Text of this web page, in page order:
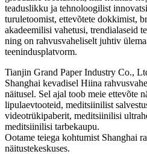
teaduslikku ja tehnoloogilist
turuletoomist, ettevõtete dokkimist,
akadeemilisi vahetusi, trendialaseid
ning on rahvusvaheliselt juhtiv
teenindusplatvorm.
Tianjin Grand Paper Industry Co.,
Shanghai kevadisel Hiina
näitusel. Sel ajal toob meie ettevõte
lipulaevtooteid, meditsiinilist
videotrükipaberit, meditsiinilisi
meditsiinilisi tarbekaupu.
Ootame teiega kohtumist Shanghai
näitustekeskuses.